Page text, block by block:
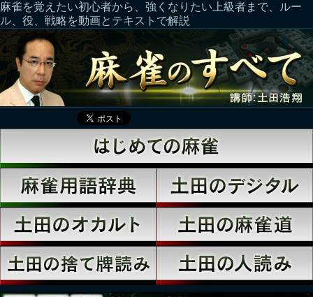
麻雀を覚えたい初心者から、強くなりたい上級者まで、ルー
ル、役、戦略を動画とテキストで解説